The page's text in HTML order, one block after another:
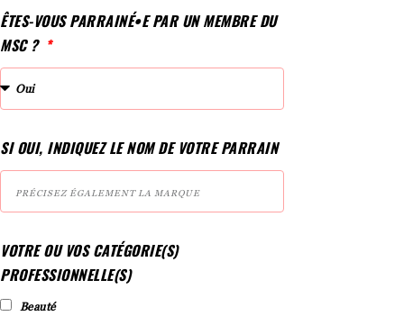
ÊTES-VOUS PARRAINÉ•E PAR UN MEMBRE DU
MSC ?
SI OUI, INDIQUEZ LE NOM DE VOTRE PARRAIN
VOTRE OU VOS CATÉGORIE(S)
PROFESSIONNELLE(S)
Beauté